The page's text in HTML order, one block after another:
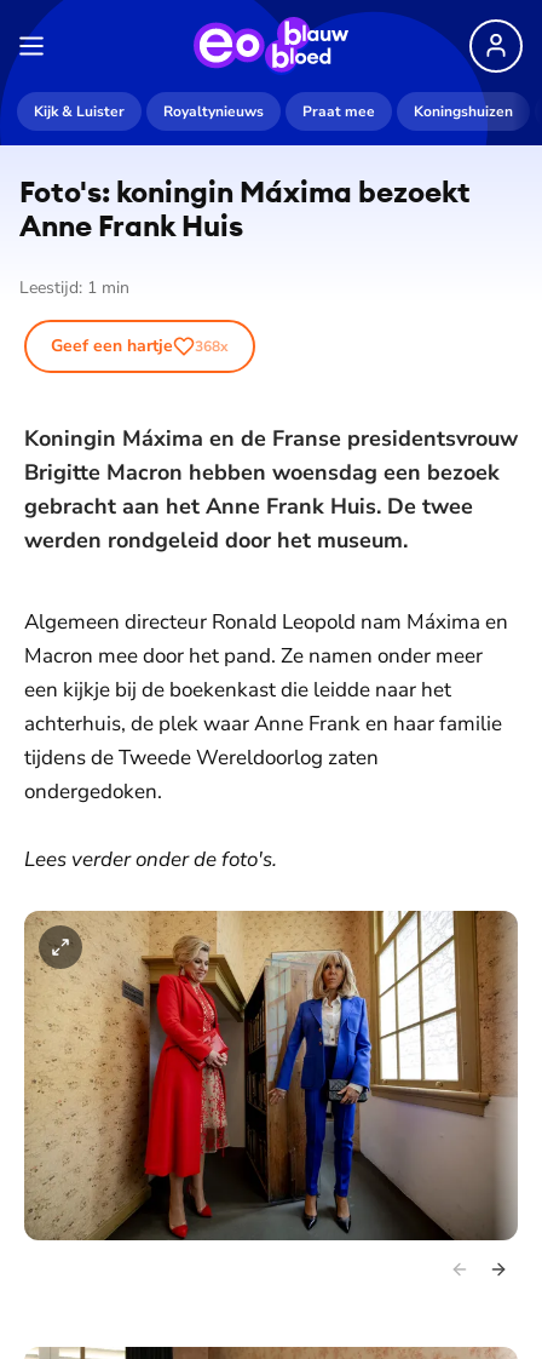
Kijk & Luister Royaltynieuws Praat mee Koningshuizen
Foto's: koningin Máxima bezoekt
Anne Frank Huis
Leestijd: 1 min
Geef een hartje 368x
Koningin Máxima en de Franse presidentsvrouw
Brigitte Macron hebben woensdag een bezoek
gebracht aan het Anne Frank Huis. De twee
werden rondgeleid door het museum.
Algemeen directeur Ronald Leopold nam Máxima en
Macron mee door het pand. Ze namen onder meer
een kijkje bij de boekenkast die leidde naar het
achterhuis, de plek waar Anne Frank en haar familie
tijdens de Tweede Wereldoorlog zaten
ondergedoken.
Lees verder onder de foto's.